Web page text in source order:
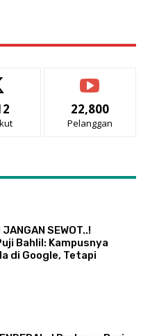
22,800
Pelanggan
JANGAN SEWOT..!
Bahlil: Kampusnya
di Google, Tetapi